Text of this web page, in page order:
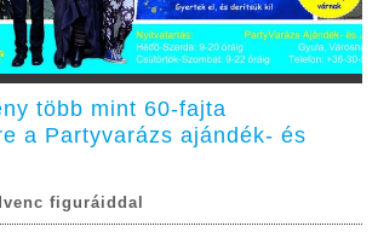
több mint 60-fajta
a Partyvarázs ajándék- és
figuráiddal